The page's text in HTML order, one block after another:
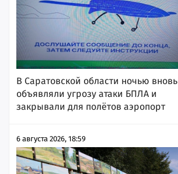
В Саратовской области ночью вновь
объявляли угрозу атаки БПЛА и
закрывали для полётов аэропорт
6 августа 2026, 18:59